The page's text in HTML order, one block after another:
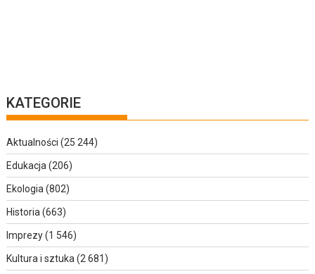
KATEGORIE
Aktualności (25 244)
Edukacja (206)
Ekologia (802)
Historia (663)
Imprezy(1 546)
Kultura i sztuka (2 681)